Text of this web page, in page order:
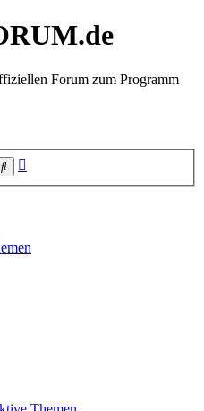
Forum zum Programm
Suche